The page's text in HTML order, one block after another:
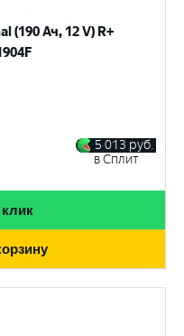
(190 Ач, 12 V) R+
5 013 руб.
в Сплит